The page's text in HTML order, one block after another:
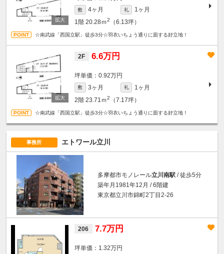
敷 4ヶ月 礼
1ヶ月
1階 20.28ｍ2 （6.13坪）
☆南武線「西国立駅」徒歩3分☆羽衣いちょう通りに面する好立地！
2F 6.6万円
坪単価：0.92万円
敷 3ヶ月 礼
1ヶ月
2階 23.71ｍ2 （7.17坪）
☆南武線「西国立駅」徒歩3分☆羽衣いちょう通りに面する好立地！
事務所 エトワール立川
多摩都市モノレール立川南駅 / 徒歩5分
築年月1981年12月 / 6階建
東京都立川市錦町2丁目2-26
206 7.7万円
坪単価：1.32万円